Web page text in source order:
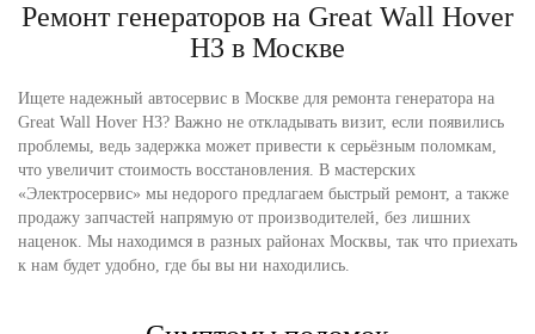
Ремонт генераторов на Great Wall Hover
H3 в Москве
Ищете надежный автосервис в Москве для ремонта генератора на
Great Wall Hover H3? Важно не откладывать визит, если появились
проблемы, ведь задержка может привести к серьёзным поломкам,
что увеличит стоимость восстановления. В мастерских
«Электросервис» мы недорого предлагаем быстрый ремонт, а также
продажу запчастей напрямую от производителей, без лишних
наценок. Мы находимся в разных районах Москвы, так что приехать
к нам будет удобно, где бы вы ни находились.